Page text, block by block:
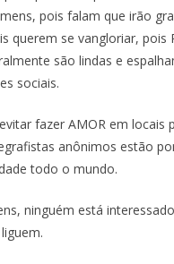
pois falam que irão
querem se vangloriar, pois
são lindas e
sociais.
fazer AMOR em locais
anônimos estão
todo o mundo.
ninguém está